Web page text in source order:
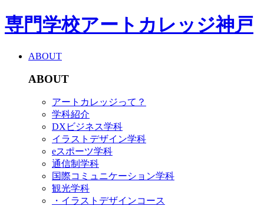
専門学校アートカレッジ神戸
ABOUT
ABOUT
アートカレッジって？
学科紹介
DXビジネス学科
イラストデザイン学科
eスポーツ学科
通信制学科
国際コミュニケーション学科
観光学科
・イラストデザインコース